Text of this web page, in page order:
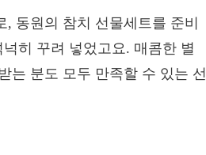
동원의 참치 선물세트를 준비
히 꾸려 넣었고요. 매콤한 별
는 분도 모두 만족할 수 있는 선